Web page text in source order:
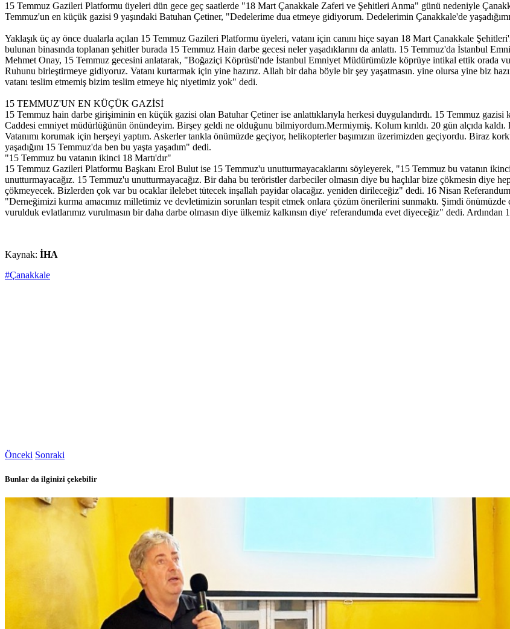
15 Temmuz Gazileri Platformu üyeleri dün gece geç saatlerde "18 Mart Çanakkale Zaferi ve Şehitleri Anma" günü nedeniyle
Temmuz'un en küçük gazisi 9 yaşındaki Batuhan Çetiner, "Dedelerime dua etmeye gidiyorum. Dedelerimin Çanakkale'de
Yaklaşık üç ay önce dualarla açılan 15 Temmuz Gazileri Platformu üyeleri, vatanı için canını hiçe sayan 18 Mart Çanakkale
bulunan binasında toplanan şehitler burada 15 Temmuz Hain darbe gecesi neler yaşadıklarını da anlattı. 15 Temmuz'da İstanbul
Mehmet Onay, 15 Temmuz gecesini anlatarak, "Boğaziçi Köprüsü'nde İstanbul Emniyet Müdürümüzle köprüye intikal ettik orada
Ruhunu birleştirmeye gidiyoruz. Vatanı kurtarmak için yine hazırız. Allah bir daha böyle bir şey yaşatmasın. yine olursa yine biz
vatanı teslim etmemiş bizim teslim etmeye hiç niyetimiz yok" dedi.
15 TEMMUZ'UN EN KÜÇÜK GAZİSİ
15 Temmuz hain darbe girişiminin en küçük gazisi olan Batuhar Çetiner ise anlattıklarıyla herkesi duygulandırdı. 15 Temmuz
Caddesi emniyet müdürlüğünün önündeyim. Birşey geldi ne olduğunu bilmiyordum.Mermiymiş. Kolum kırıldı. 20 gün alçıda kaldı.
Vatanımı korumak için herşeyi yaptım. Askerler tankla önümüzde geçiyor, helikopterler başımızın üzerimizden geçiyordu. Biraz
yaşadığını 15 Temmuz'da ben bu yaşta yaşadım" dedi.
"15 Temmuz bu vatanın ikinci 18 Martı'dır"
15 Temmuz Gazileri Platformu Başkanı Erol Bulut ise 15 Temmuz'u unutturmayacaklarını söyleyerek, "15 Temmuz bu vatanın
unutturmayacağız. 15 Temmuz'u unutturmayacağız. Bir daha bu teröristler darbeciler olmasın diye bu haçlılar bize çökmesin diye
çökmeyecek. Bizlerden çok var bu ocaklar ilelebet tütecek inşallah payidar olacağız. yeniden dirileceğiz" dedi. 16 Nisan
"Derneğimizi kurma amacımız milletimiz ve devletimizin sorunları tespit etmek onlara çözüm önerilerini sunmaktı. Şimdi
vurulduk evlatlarımız vurulmasın bir daha darbe olmasın diye ülkemiz kalkınsın diye' referandumda evet diyeceğiz" dedi.
Kaynak: İHA
#Çanakkale
Önceki Sonraki
Bunlar da ilginizi çekebilir